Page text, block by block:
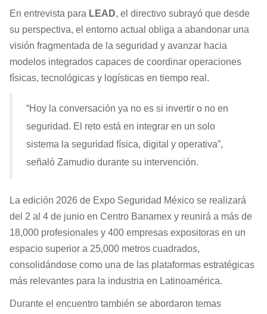
En entrevista para LEAD, el directivo subrayó que desde
su perspectiva, el entorno actual obliga a abandonar una
visión fragmentada de la seguridad y avanzar hacia
modelos integrados capaces de coordinar operaciones
físicas, tecnológicas y logísticas en tiempo real.
“Hoy la conversación ya no es si invertir o no en
seguridad. El reto está en integrar en un solo
sistema la seguridad física, digital y operativa”,
señaló Zamudio durante su intervención.
La edición 2026 de Expo Seguridad México se realizará
del 2 al 4 de junio en Centro Banamex y reunirá a más de
18,000 profesionales y 400 empresas expositoras en un
espacio superior a 25,000 metros cuadrados,
consolidándose como una de las plataformas estratégicas
más relevantes para la industria en Latinoamérica.
Durante el encuentro también se abordaron temas